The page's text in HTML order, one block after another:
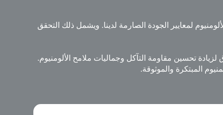
لمعايير الجودة الصارمة لدينا. ويشمل ذلك التحقق
تحسين مقاومة التآكل وجماليات ملامح الألومنيوم.
المبتكرة والموثوقة.